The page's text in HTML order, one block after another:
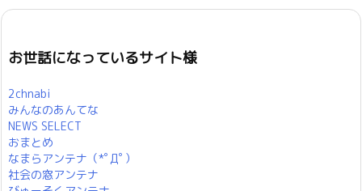
お世話になっているサイト様
2chnabi
みんなのあんてな
NEWS SELECT
おまとめ
なまらアンテナ（*ﾟДﾟ）
社会の窓アンテナ